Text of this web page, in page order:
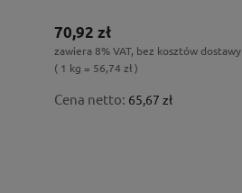
70,92 zł
zawiera 8% VAT, bez kosztów dostawy
( 1 kg = 56,74 zł )
Cena netto: 65,67 zł